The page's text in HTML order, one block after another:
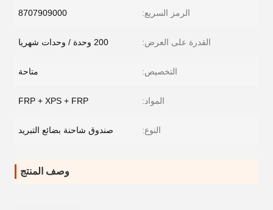
الرمز السريع: 8707909000
القدرة على العرض: 200 وحدة / وحدات شهريا
التخصيص: متاحة
المواد: FRP + XPS + FRP
النوع: صندوق شاحنة بضائع التبريد
وصف المنتج